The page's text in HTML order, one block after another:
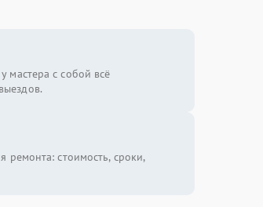
мастера с собой всё
ремонта: стоимость, сроки,